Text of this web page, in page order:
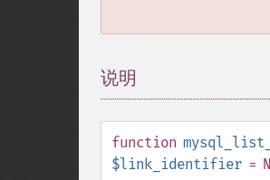
说明
function
$link_identifier =